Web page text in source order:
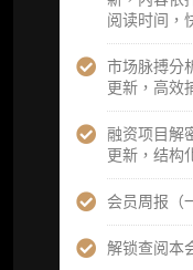
阅读时间，
市场脉搏分
更新，高效
融资项目解
更新，结构
会员周报（
解锁查阅本
后，由业内
研究，并交
重点研究方
及研究方向
续研究计划
提前获取研
可根据请求
分析师 1 对